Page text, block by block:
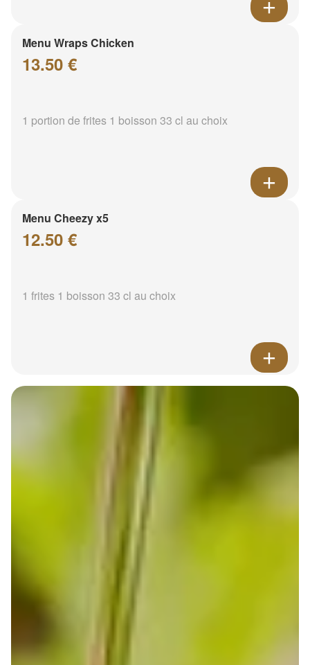
Menu Wraps Chicken
13.50 €
1 portion de frites 1 boisson 33 cl au choix
Menu Cheezy x5
12.50 €
1 frites 1 boisson 33 cl au choix